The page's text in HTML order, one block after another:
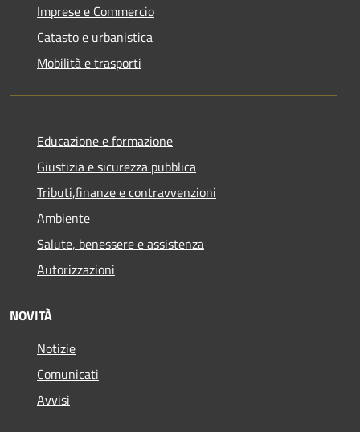
Imprese e Commercio
Catasto e urbanistica
Mobilità e trasporti
Educazione e formazione
Giustizia e sicurezza pubblica
Tributi,finanze e contravvenzioni
Ambiente
Salute, benessere e assistenza
Autorizzazioni
NOVITÀ
Notizie
Comunicati
Avvisi